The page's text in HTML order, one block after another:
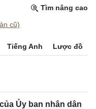
Tìm nâng cao
cũ)
Tiếng Anh Lược đồ
Ủy ban nhân dân